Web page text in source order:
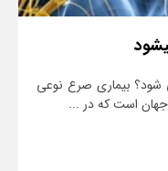
بیماری صرع نوعی
جهان است که در ...